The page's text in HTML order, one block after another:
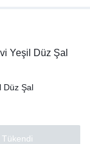
Düz Şal
Tükendi